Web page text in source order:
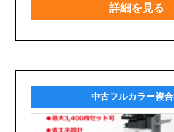
詳細を見る
中古フルカラー複